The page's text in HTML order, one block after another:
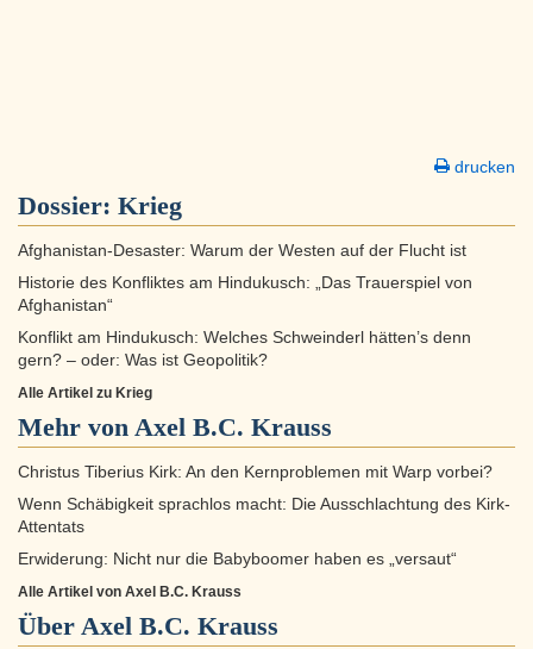
drucken
Dossier: Krieg
Afghanistan-Desaster: Warum der Westen auf der Flucht ist
Historie des Konfliktes am Hindukusch: „Das Trauerspiel von
Afghanistan“
Konflikt am Hindukusch: Welches Schweinderl hätten’s denn
gern? – oder: Was ist Geopolitik?
Alle Artikel zu Krieg
Mehr von Axel B.C. Krauss
Christus Tiberius Kirk: An den Kernproblemen mit Warp vorbei?
Wenn Schäbigkeit sprachlos macht: Die Ausschlachtung des Kirk-
Attentats
Erwiderung: Nicht nur die Babyboomer haben es „versaut“
Alle Artikel von Axel B.C. Krauss
Über Axel B.C. Krauss